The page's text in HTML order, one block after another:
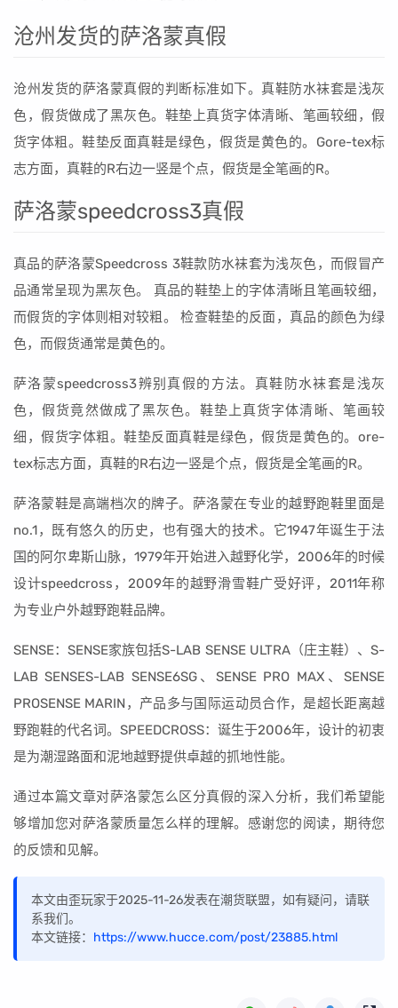
沧州发货的萨洛蒙真假
沧州发货的萨洛蒙真假的判断标准如下。真鞋防水袜套是浅灰
色，假货做成了黑灰色。鞋垫上真货字体清晰、笔画较细，假
货字体粗。鞋垫反面真鞋是绿色，假货是黄色的。Gore-tex标
志方面，真鞋的R右边一竖是个点，假货是全笔画的R。
萨洛蒙speedcross3真假
真品的萨洛蒙Speedcross 3鞋款防水袜套为浅灰色，而假冒产
品通常呈现为黑灰色。 真品的鞋垫上的字体清晰且笔画较细，
而假货的字体则相对较粗。 检查鞋垫的反面，真品的颜色为绿
色，而假货通常是黄色的。
萨洛蒙speedcross3辨别真假的方法。真鞋防水袜套是浅灰
色，假货竟然做成了黑灰色。鞋垫上真货字体清晰、笔画较
细，假货字体粗。鞋垫反面真鞋是绿色，假货是黄色的。ore-
tex标志方面，真鞋的R右边一竖是个点，假货是全笔画的R。
萨洛蒙鞋是高端档次的牌子。萨洛蒙在专业的越野跑鞋里面是
no.1，既有悠久的历史，也有强大的技术。它1947年诞生于法
国的阿尔卑斯山脉，1979年开始进入越野化学，2006年的时候
设计speedcross，2009年的越野滑雪鞋广受好评，2011年称
为专业户外越野跑鞋品牌。
SENSE：SENSE家族包括S-LAB SENSE ULTRA（庄主鞋）、S-
LAB SENSES-LAB SENSE6SG、SENSE PRO MAX、SENSE
PROSENSE MARIN，产品多与国际运动员合作，是超长距离越
野跑鞋的代名词。SPEEDCROSS：诞生于2006年，设计的初衷
是为潮湿路面和泥地越野提供卓越的抓地性能。
通过本篇文章对萨洛蒙怎么区分真假的深入分析，我们希望能
够增加您对萨洛蒙质量怎么样的理解。感谢您的阅读，期待您
的反馈和见解。
本文由歪玩家于2025-11-26发表在潮货联盟，如有疑问，请联
系我们。
本文链接： https://www.hucce.com/post/23885.html